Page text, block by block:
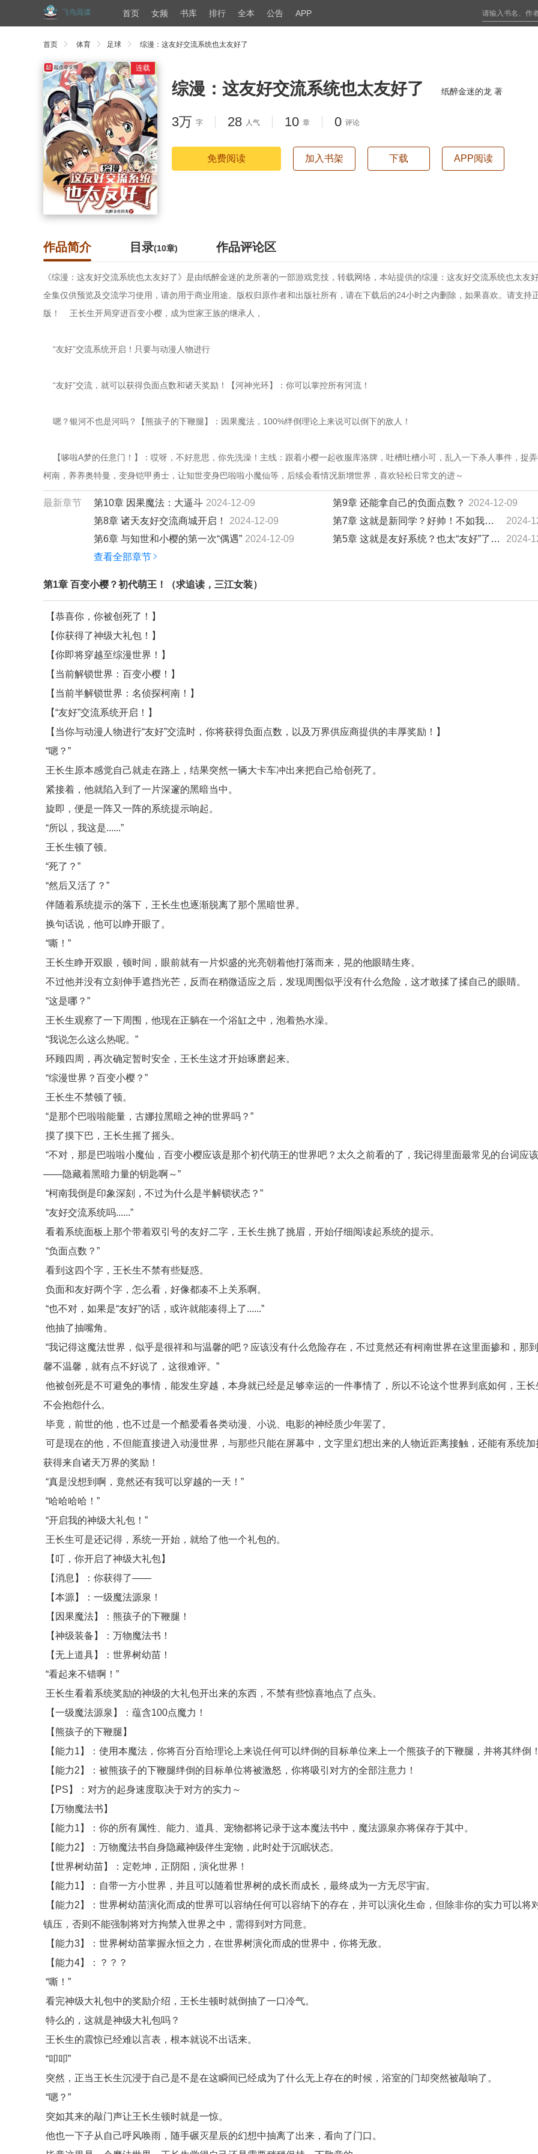
首页 女频 书库 排行 全本 公告 APP
首页 体育 足球 综漫：这友好交流系统也太友好了
连载
综漫：这友好交流系统也太友好了 纸醉金迷的龙 著
3万 字 28 人气 10 章 0 评论
免费阅读 加入书架 下载 APP阅读
作品简介 目录(10章) 作品评论区
《综漫：这友好交流系统也太友好了》是由纸醉金迷的龙所著的一部游戏竞技，转载网络，本站提供的综漫：这友好交流系统也太友
全集仅供预览及交流学习使用，请勿用于商业用途。版权归原作者和出版社所有，请在下载后的24小时之内删除，如果喜欢。请支持
版！    王长生开局穿进百变小樱，成为世家王族的继承人，
“友好”交流系统开启！只要与动漫人物进行
“友好”交流，就可以获得负面点数和诸天奖励！【河神光环】：你可以掌控所有河流！
嗯？银河不也是河吗？【熊孩子的下鞭腿】：因果魔法，100%绊倒理论上来说可以倒下的敌人！
【哆啦A梦的任意门！】：哎呀，不好意思，你先洗澡！主线：跟着小樱一起收服库洛牌，吐槽吐槽小可，乱入一下杀人事件，捉
柯南，养养奥特曼，变身铠甲勇士，让知世变身巴啦啦小魔仙等，后续会看情况新增世界，喜欢轻松日常文的进～
最新章节 第10章 因果魔法：大逼斗 2024-12-09 第9章 还能拿自己的负面点数？ 2024-12-09
第8章 诸天友好交流商城开启！
2024-12-09 第7章 这就是新同学？好帅！不如我嫁给他吧！
2024-
第6章 与知世和小樱的第一次“偶遇” 2024-12-09 第5章 这就是友好系统？也太“友好”了吧！
2024-
查看全部章节
第1章 百变小樱？初代萌王！（求追读，三江女装）
【恭喜你，你被创死了！】
【你获得了神级大礼包！】
【你即将穿越至综漫世界！】
【当前解锁世界：百变小樱！】
【当前半解锁世界：名侦探柯南！】
【“友好”交流系统开启！】
【当你与动漫人物进行“友好”交流时，你将获得负面点数，以及万界供应商提供的丰厚奖励！】
“嗯？”
王长生原本感觉自己就走在路上，结果突然一辆大卡车冲出来把自己给创死了。
紧接着，他就陷入到了一片深邃的黑暗当中。
旋即，便是一阵又一阵的系统提示响起。
“所以，我这是......”
王长生顿了顿。
“死了？”
“然后又活了？”
伴随着系统提示的落下，王长生也逐渐脱离了那个黑暗世界。
换句话说，他可以睁开眼了。
“嘶！”
王长生睁开双眼，顿时间，眼前就有一片炽盛的光亮朝着他打落而来，晃的他眼睛生疼。
不过他并没有立刻伸手遮挡光芒，反而在稍微适应之后，发现周围似乎没有什么危险，这才敢揉了揉自己的眼睛。
“这是哪？”
王长生观察了一下周围，他现在正躺在一个浴缸之中，泡着热水澡。
“我说怎么这么热呢。”
环顾四周，再次确定暂时安全，王长生这才开始琢磨起来。
“综漫世界？百变小樱？”
王长生不禁顿了顿。
“是那个巴啦啦能量，古娜拉黑暗之神的世界吗？”
摸了摸下巴，王长生摇了摇头。
“不对，那是巴啦啦小魔仙，百变小樱应该是那个初代萌王的世界吧？太久之前看的了，我记得里面最常见的台词应
——隐藏着黑暗力量的钥匙啊～”
“柯南我倒是印象深刻，不过为什么是半解锁状态？”
“友好交流系统吗......”
看着系统面板上那个带着双引号的友好二字，王长生挑了挑眉，开始仔细阅读起系统的提示。
“负面点数？”
看到这四个字，王长生不禁有些疑惑。
负面和友好两个字，怎么看，好像都凑不上关系啊。
“也不对，如果是“友好”的话，或许就能凑得上了......”
他抽了抽嘴角。
“我记得这魔法世界，似乎是很祥和与温馨的吧？应该没有什么危险存在，不过竟然还有柯南世界在这里面掺和，那
馨不温馨，就有点不好说了，这很难评。”
他被创死是不可避免的事情，能发生穿越，本身就已经是足够幸运的一件事情了，所以不论这个世界到底如何，王长
不会抱怨什么。
毕竟，前世的他，也不过是一个酷爱看各类动漫、小说、电影的神经质少年罢了。
可是现在的他，不但能直接进入动漫世界，与那些只能在屏幕中，文字里幻想出来的人物近距离接触，还能有系统加
获得来自诸天万界的奖励！
“真是没想到啊，竟然还有我可以穿越的一天！”
“哈哈哈哈！”
“开启我的神级大礼包！”
王长生可是还记得，系统一开始，就给了他一个礼包的。
【叮，你开启了神级大礼包】
【消息】：你获得了——
【本源】：一级魔法源泉！
【因果魔法】：熊孩子的下鞭腿！
【神级装备】：万物魔法书！
【无上道具】：世界树幼苗！
“看起来不错啊！”
王长生看着系统奖励的神级的大礼包开出来的东西，不禁有些惊喜地点了点头。
【一级魔法源泉】：蕴含100点魔力！
【熊孩子的下鞭腿】
【能力1】：使用本魔法，你将百分百给理论上来说任何可以绊倒的目标单位来上一个熊孩子的下鞭腿，并将其绊倒
【能力2】：被熊孩子的下鞭腿绊倒的目标单位将被激怒，你将吸引对方的全部注意力！
【PS】：对方的起身速度取决于对方的实力～
【万物魔法书】
【能力1】：你的所有属性、能力、道具、宠物都将记录于这本魔法书中，魔法源泉亦将保存于其中。
【能力2】：万物魔法书自身隐藏神级伴生宠物，此时处于沉眠状态。
【世界树幼苗】：定乾坤，正阴阳，演化世界！
【能力1】：自带一方小世界，并且可以随着世界树的成长而成长，最终成为一方无尽宇宙。
【能力2】：世界树幼苗演化而成的世界可以容纳任何可以容纳下的存在，并可以演化生命，但除非你的实力可以将
镇压，否则不能强制将对方拘禁入世界之中，需得到对方同意。
【能力3】：世界树幼苗掌握永恒之力，在世界树演化而成的世界中，你将无敌。
【能力4】：？？？
“嘶！”
看完神级大礼包中的奖励介绍，王长生顿时就倒抽了一口冷气。
特么的，这就是神级大礼包吗？
王长生的震惊已经难以言表，根本就说不出话来。
“叩叩”
突然，正当王长生沉浸于自己是不是在这瞬间已经成为了什么无上存在的时候，浴室的门却突然被敲响了。
“嗯？”
突如其来的敲门声让王长生顿时就是一惊。
他也一下子从自己呼风唤雨，随手碾灭星辰的幻想中抽离了出来，看向了门口。